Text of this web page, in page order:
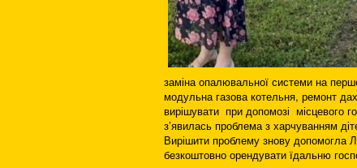
заміна опалювальної системи на
модульна газова котельня, ремонт
вирішувати при допомозі місцевого
з’явилась проблема з харчуванням
Вирішити проблему знову допомогла
безкоштовно орендувати їдальню